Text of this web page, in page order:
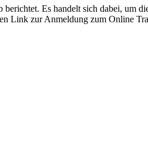
Es handelt sich dabei, um
Link zur Anmeldung zum Online